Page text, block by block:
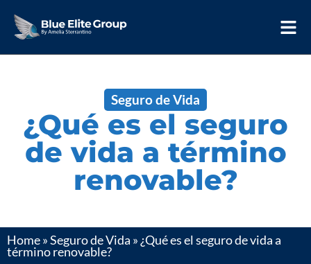
Seguro de Vida
¿Qué es el seguro
de vida a término
renovable?
Home»Seguro de Vida »¿Qué es el seguro de vida a
término renovable?